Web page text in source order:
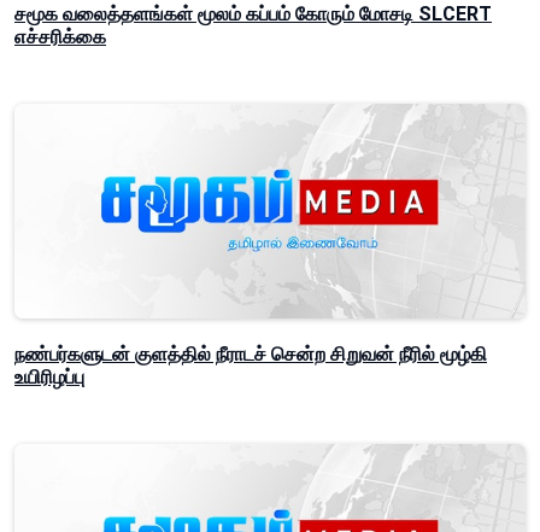
சமூக வலைத்தளங்கள் மூலம் கப்பம் கோரும் மோசடி SLCERT
எச்சரிக்கை
நண்பர்களுடன் குளத்தில் நீராடச் சென்ற சிறுவன் நீரில் மூழ்கி
உயிரிழப்பு